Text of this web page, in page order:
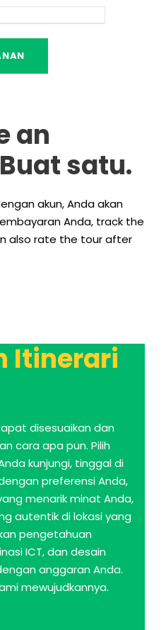
an
satu.
akun, Anda akan
Anda, track the
also rate the tour after
Itinerari
disesuaikan dan
cara apa pun. Pilih
kunjungi, tinggal di
preferensi Anda,
menarik minat Anda,
autentik di lokasi yang
pengetahuan
ICT, dan desain
anggaran Anda.
mewujudkannya.